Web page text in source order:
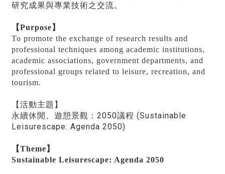
研究成果與專業技術之交流。
【Purpose 】
To promote the exchange of research results and
professional techniques among academic institutions,
academic associations, government departments, and
professional groups related to leisure, recreation, and
tourism.
【活動主題】
永續休閒、遊憩景觀：2050議程 (Sustainable
Leisurescape: Agenda 2050)
【Theme】
Sustainable Leisurescape: Agenda 2050